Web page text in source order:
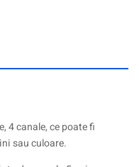
4 canale, ce poate fi
sau culoare.